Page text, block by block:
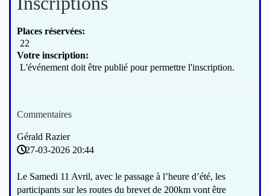
Places réservées:
22
Votre inscription:
L'événement doit être publié pour permettre l'inscription.
Commentaires
Gérald Razier
27-03-2026 20:44
Le Samedi 11 Avril, avec le passage à l’heure d’été, les
participants sur les routes du brevet de 200km vont être